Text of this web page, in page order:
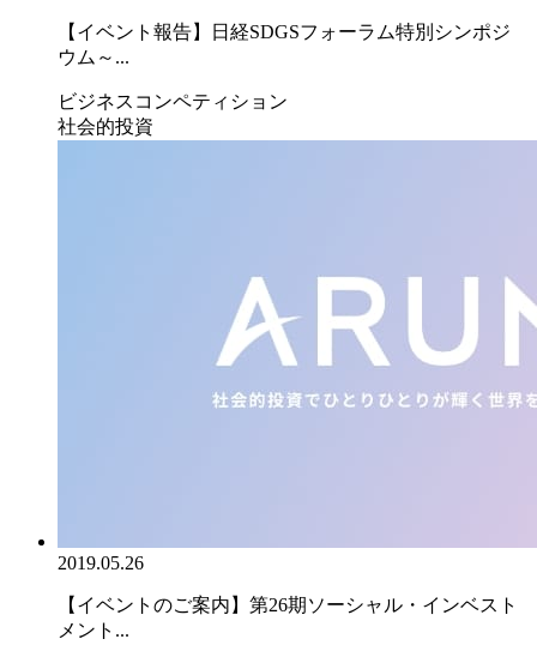
【イベント報告】日経SDGSフォーラム特別シンポジ
ウム～...
ビジネスコンペティション
社会的投資
2019.05.26
【イベントのご案内】第26期ソーシャル・インベスト
メント...